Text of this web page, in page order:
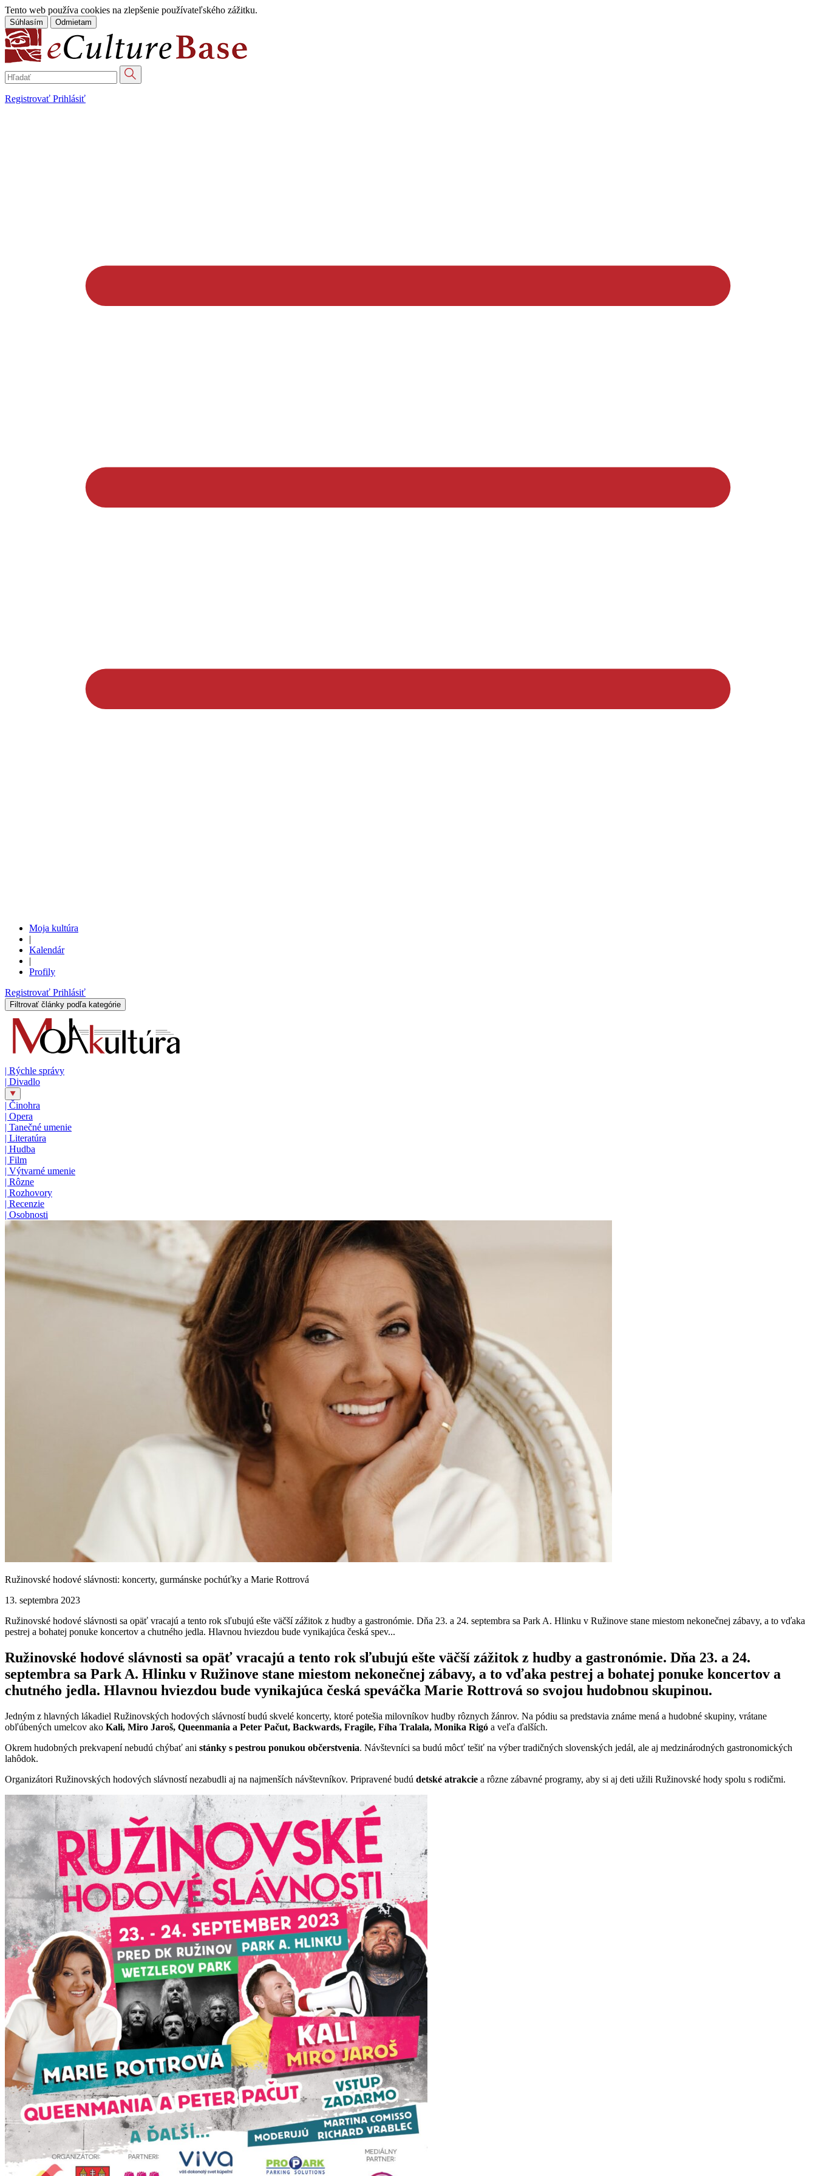
Tento web používa cookies na zlepšenie používateľského zážitku.
Súhlasím Odmietam
Registrovať Prihlásiť
Moja kultúra
|
Kalendár
|
Profily
Registrovať Prihlásiť
Filtrovať články podľa kategórie
| Rýchle správy
| Divadlo
| Činohra
| Opera
| Tanečné umenie
| Literatúra
| Hudba
| Film
| Výtvarné umenie
| Rôzne
| Rozhovory
| Recenzie
| Osobnosti
Ružinovské hodové slávnosti: koncerty, gurmánske pochúťky a Marie Rottrová
13. septembra 2023
Ružinovské hodové slávnosti sa opäť vracajú a tento rok sľubujú ešte väčší zážitok z hudby a gastronómie. Dňa 23. a 24. septembra sa Park A. Hlinku v Ružinove stane miestom nekonečnej zábavy, a to vďaka
pestrej a bohatej ponuke koncertov a chutného jedla. Hlavnou hviezdou bude vynikajúca česká spev...
Ružinovské hodové slávnosti sa opäť vracajú a tento rok sľubujú ešte väčší zážitok z hudby a gastronómie. Dňa 23. a 24.
septembra sa Park A. Hlinku v Ružinove stane miestom nekonečnej zábavy, a to vďaka pestrej a bohatej ponuke koncertov a
chutného jedla. Hlavnou hviezdou bude vynikajúca česká speváčka Marie Rottrová so svojou hudobnou skupinou.
Jedným z hlavných lákadiel Ružinovských hodových slávností budú skvelé koncerty, ktoré potešia milovníkov hudby rôznych žánrov. Na pódiu sa predstavia známe mená a hudobné skupiny, vrátane
obľúbených umelcov ako Kali, Miro Jaroš, Queenmania a Peter Pačut, Backwards, Fragile, Fíha Tralala, Monika Rigó a veľa ďalších.
Okrem hudobných prekvapení nebudú chýbať ani stánky s pestrou ponukou občerstvenia. Návštevníci sa budú môcť tešiť na výber tradičných slovenských jedál, ale aj medzinárodných gastronomických
lahôdok.
Organizátori Ružinovských hodových slávností nezabudli aj na najmenších návštevníkov. Pripravené budú detské atrakcie a rôzne zábavné programy, aby si aj deti užili Ružinovské hody spolu s rodičmi.